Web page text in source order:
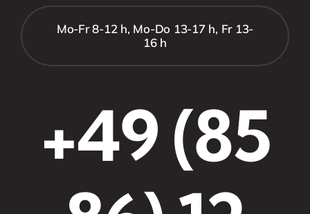
Mo-Fr 8-12 h, Mo-Do 13-17 h, Fr 13-
16 h
+49 (85